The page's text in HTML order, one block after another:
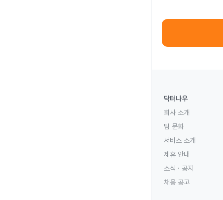
닥터나우
회사 소개
팀 문화
서비스 소개
제휴 안내
소식 · 공지
채용 공고